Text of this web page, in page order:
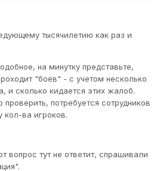
тысячилетию как раз и
на минутку представьте,
"боёв" - с учетом несколько
и сколько кидается этих жалоб.
потребуется сотрудников
кол-ва игроков.
вопрос тут не ответит, спрашивали